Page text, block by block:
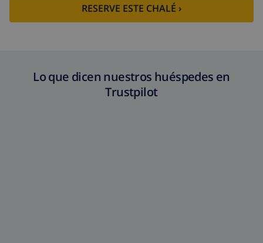
RESERVE ESTE CHALÉ ›
Lo que dicen nuestros huéspedes en
Trustpilot